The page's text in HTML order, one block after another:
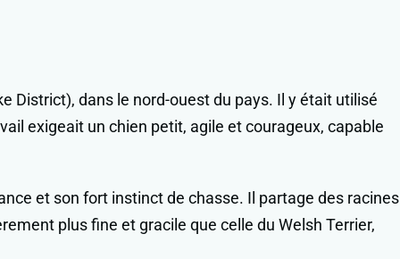
District), dans le nord-ouest du pays. Il y était utilisé
exigeait un chien petit, agile et courageux, capable
et son fort instinct de chasse. Il partage des racines
plus fine et gracile que celle du Welsh Terrier,